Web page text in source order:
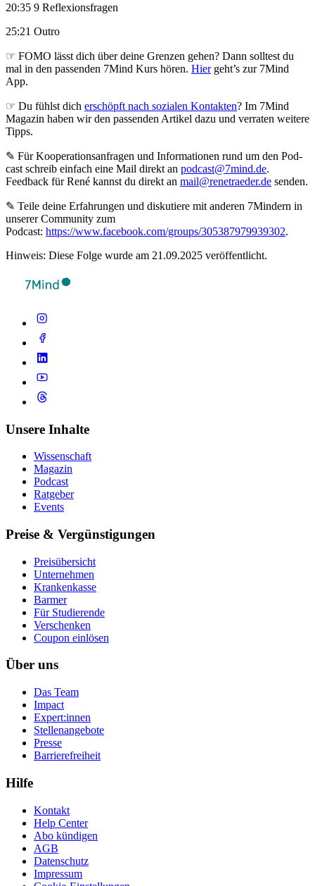
20:35 9 Reflexionsfragen
25:21 Outro
☞ FOMO lässt dich über deine Grenzen gehen? Dann solltest du
mal in den passenden 7Mind Kurs hören. Hiergeht’s zur 7Mind
App.
☞ Du fühlst dich erschöpft nach sozialen Kontakten? Im 7Mind
Magazin haben wir den passenden Artikel dazu und verraten weitere
Tipps.
✎ Für Koope­ra­ti­ons­an­fra­gen und Infor­ma­tio­nen rund um den Pod­
cast schreib ein­fach eine Mail direkt an podcast@7mind.de.
Feedback für René kannst du direkt an mail@renetraeder.de senden.
✎ Teile deine Erfahrungen und diskutiere mit anderen 7Mindern in
unserer Community zum
Podcast: https://www.facebook.com/groups/305387979939302.
Hinweis: Diese Folge wurde am 21.09.2025 veröffentlicht.
Unsere Inhalte
Wissenschaft
Magazin
Podcast
Ratgeber
Events
Preise & Vergünstigungen
Preisübersicht
Unternehmen
Krankenkasse
Barmer
Für Studierende
Ver­schen­ken
Coupon einlösen
Über uns
Das Team
Impact
Expert:innen
Stellenangebote
Presse
Barrierefreiheit
Hilfe
Kontakt
Help Center
Abo kündigen
AGB
Datenschutz
Impressum